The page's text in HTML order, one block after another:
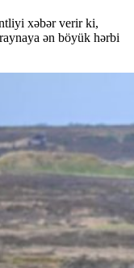
xəbər verir ki,
ən böyük hərbi